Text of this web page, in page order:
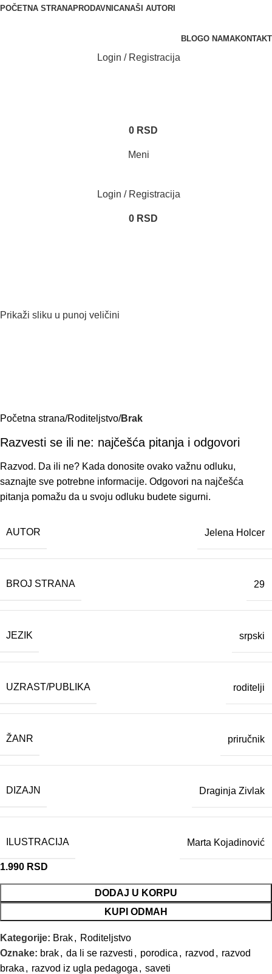
POČETNA STRANAPRODAVNICANAŠI AUTORI
BLOGO NAMAKONTAKT
Login / Registracija
0 RSD
Meni
Login / Registracija
0 RSD
Prikaži sliku u punoj veličini
Početna strana Roditeljstvo Brak
Razvesti se ili ne: najčešća pitanja i odgovori
Razvod. Da ili ne? Kada donosite ovako važnu odluku,
saznajte sve potrebne informacije. Odgovori na najčešća
pitanja pomažu da u svoju odluku budete sigurni.
AUTOR Jelena Holcer
BROJ STRANA 29
JEZIK srpski
UZRAST/PUBLIKA roditelji
ŽANR priručnik
DIZAJN Draginja Zivlak
ILUSTRACIJA Marta Kojadinović
1.990 RSD
DODAJ U KORPU
KUPI ODMAH
Kategorije: Brak, Roditeljstvo
Oznake: brak, da li se razvesti , porodica , razvod , razvod
braka , razvod iz ugla pedagoga , saveti